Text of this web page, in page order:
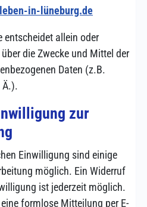
in-lüneburg.de
entscheidet allein oder
die Zwecke und Mittel der
Daten (z.B.
Ä.).
zur
Einwilligung sind einige
möglich. Ein Widerruf
ist jederzeit möglich.
formlose Mitteilung per E-